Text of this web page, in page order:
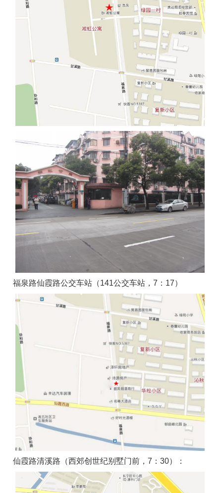
福泉路仙霞路公交车站（141公交车站，7：17）
仙霞路清溪路（西郊创世纪别墅门前，7：30）：